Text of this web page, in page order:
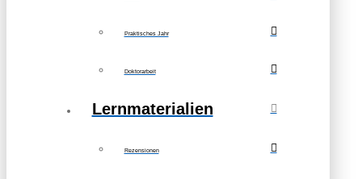
Praktisches Jahr
Doktorarbeit
Lernmaterialien
Rezensionen